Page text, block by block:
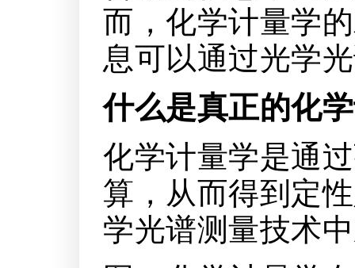
而，化学计量学
息可以通过光学
什么是真正的化
化学计量学是通
算，从而得到定
学光谱测量技术